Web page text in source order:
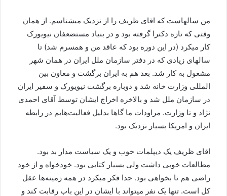
من سالهاست که اقای ظریف را از نزدیک میشناسم. از همان
وقتی که تازه دکترا گرفته بود و در بنیاد مستضعفان نیویورک
کار میکرد (در این دوره بود که عاقد من و همسرم‌ شد) تا
سالهای زیادی که در دفتر سازمان ملل ایران در همان شهر
مشغول به کار شد. بعد هم به ایران برگشت و معاون بین
المللی وزارت خانه شد و دوباره برگشت نیویورک و سفیر ایران
در سازمان ملل شد و بالاخره اخراج ایشان توسط آقای احمدی
نژاد و تا وزارت. مراودات ما گاها بدلیل فعالیت‌هایم در رابطه
ایران و امریکا بسیار نزدیک بود.
اقای ظریف یک دیپلمات خوب و یک سیاست مدار بد بود. ‌
مطالعات خوبی داشت ولی بسیار کتابی بود. خودخواه و از خود
راضی هم تا بخواهی بود. جدا فکر میکرد در همه زمینه‌ها عقل
کل است. تنها یک‌ نفر میتواند با ایشان در این باب رقابت کند و